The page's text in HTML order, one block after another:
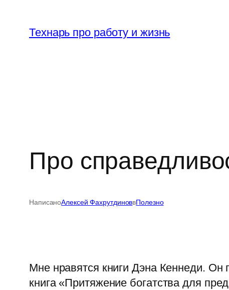
содержимому
Технарь про работу и жизнь
Про
НаписаноАлексей ФахрутдиноввПолезно
Мне нравятся книги Дэна Кеннеди. Он
книга «Притяжение богатства для